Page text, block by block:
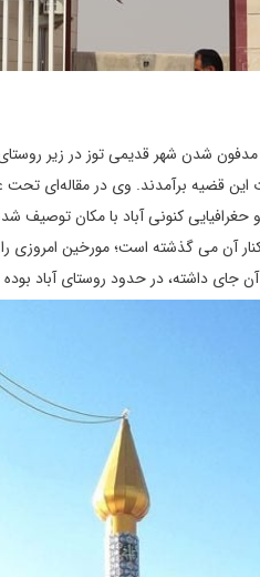
مدفون شدن شهر قدیمی توز در زیر
قضیه برآمدند. وی در مقاله‌ای تحت
کنونی آباد با مکان توصیف
آن می گذشته است؛ مورخین
جای داشته، در حدود روستای آباد